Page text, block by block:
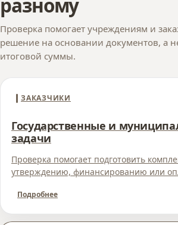
разному
Проверка помогает учреждениям и
решение на основании документов, а
итоговой суммы.
ЗАКАЗЧИКИ
Государственные и
задачи
Проверка помогает подготовить
утверждению, финансированию или
Подробнее